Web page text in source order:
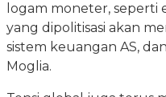
logam moneter, seperti
yang dipolitisasi akan
sistem keuangan AS,
Moglia.